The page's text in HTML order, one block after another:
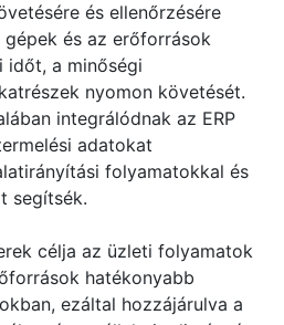
és ellenőrzésére
és az erőforrások
időt, a minőségi
nyomon követését.
integrálódnak az ERP
adatokat
folyamatokkal és
segítsék.
célja az üzleti folyamatok
hatékonyabb
ezáltal hozzájárulva a